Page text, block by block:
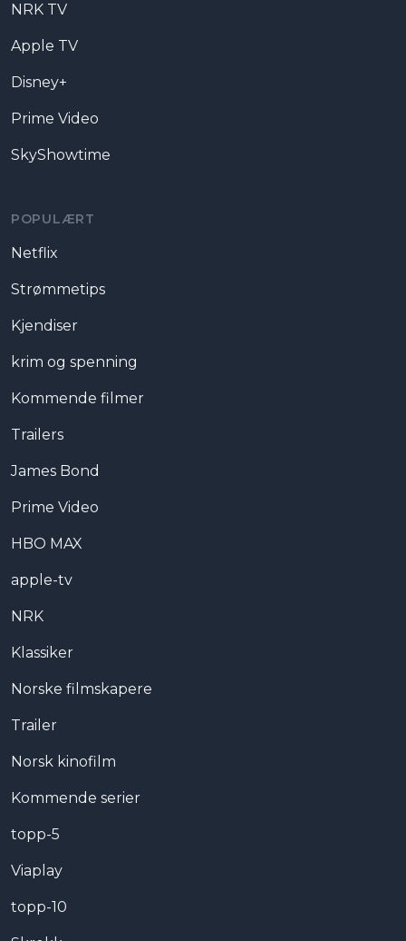
NRK TV
Apple TV
Disney+
Prime Video
SkyShowtime
POPULÆRT
Netflix
Strømmetips
Kjendiser
krim og spenning
Kommende filmer
Trailers
James Bond
Prime Video
HBO MAX
apple-tv
NRK
Klassiker
Norske filmskapere
Trailer
Norsk kinofilm
Kommende serier
topp-5
Viaplay
topp-10